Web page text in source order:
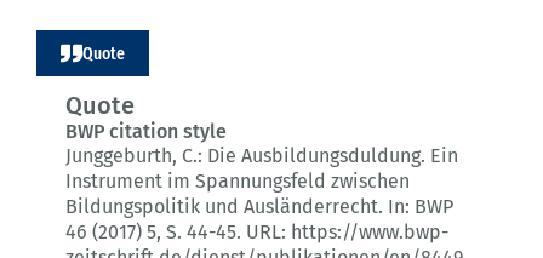
Quote
Quote
BWP citation style
Junggeburth, C.: Die Ausbildungsduldung. Ein
Instrument im Spannungsfeld zwischen
Bildungspolitik und Ausländerrecht. In: BWP
46 (2017) 5, S. 44-45. URL: https://www.bwp-